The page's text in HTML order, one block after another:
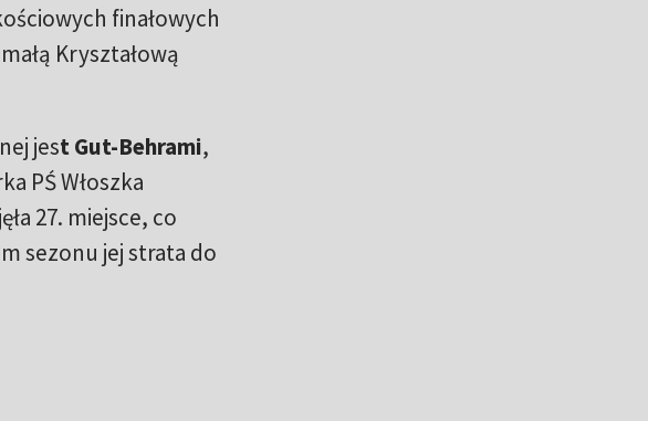
finałowych
Kryształową
jest Gut-Behrami,
PŚ Włoszka
27. miejsce, co
sezonu jej strata do